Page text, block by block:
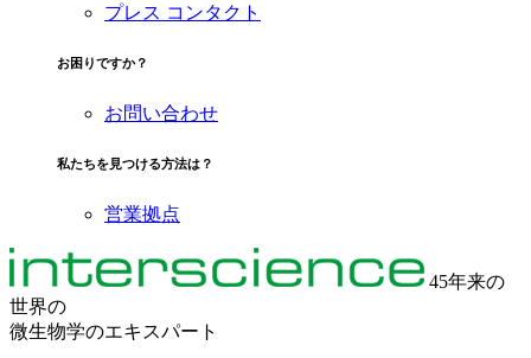
プレス コンタクト
お困りですか？
お問い合わせ
私たちを見つける方法は？
営業拠点
45年来の
世界の
微生物学のエキスパート